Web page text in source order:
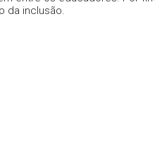
da inclusão.